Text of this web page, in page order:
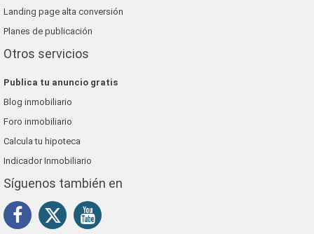
Landing page alta conversión
Planes de publicación
Otros servicios
Publica tu anuncio gratis
Blog inmobiliario
Foro inmobiliario
Calcula tu hipoteca
Indicador Inmobiliario
Síguenos también en